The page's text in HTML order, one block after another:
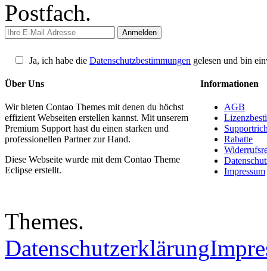
Postfach.
Ja, ich habe die Datenschutzbestimmungen gelesen und bin
Über Uns
Wir bieten Contao Themes mit denen du höchst
effizient Webseiten erstellen kannst. Mit unserem
Premium Support hast du einen starken und
professionellen Partner zur Hand.
Diese Webseite wurde mit dem Contao Theme
Eclipse erstellt.
Informationen
AGB
Rabatte
Impressum
Themes.
Datenschutzerklärung